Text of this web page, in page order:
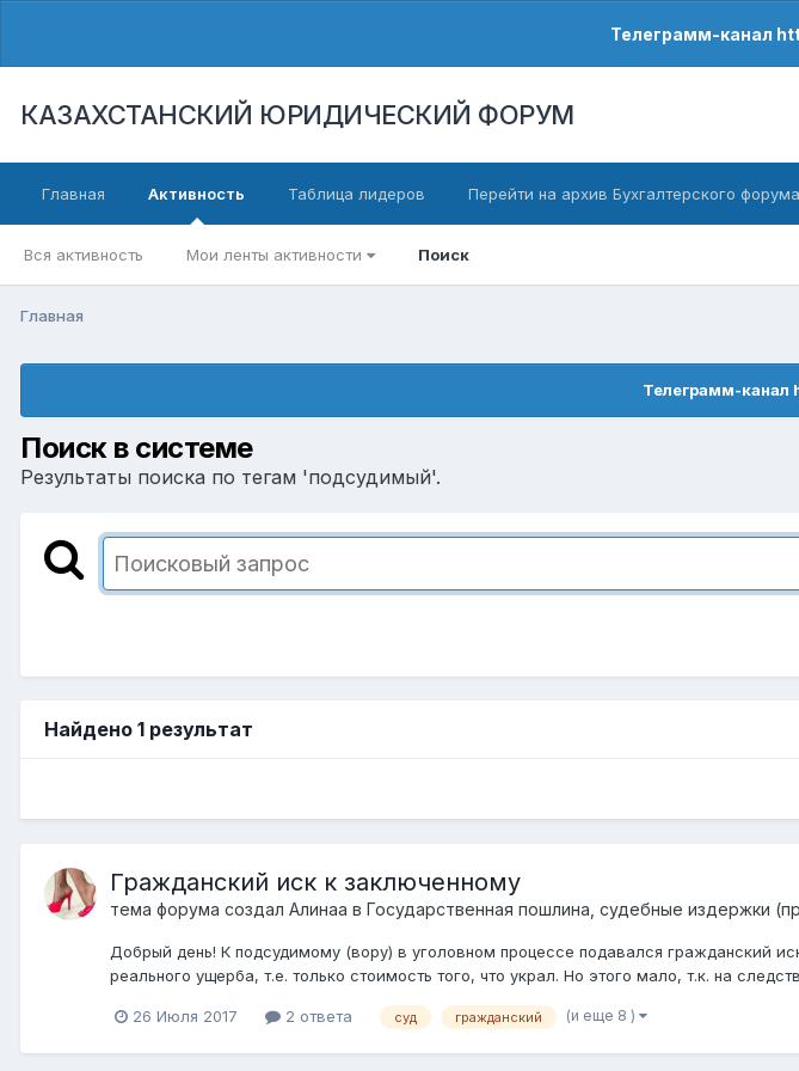
Телеграмм-канал
КАЗАХСТАНСКИЙ ЮРИДИЧЕСКИЙ ФОРУМ
Главная Активность
Вся активность Мои ленты активности Поиск
Таблица лидеров Перейти на архив Бухгалтерского форума
Главная
Телеграмм-
Поиск в системе
Результаты поиска по тегам 'подсудимый'.
Найдено 1 результат
Гражданский иск к заключенному
тема форума создал Алинаа в Государственная пошлина, судебные издержки
Добрый день! К подсудимому (вору) в уголовном процессе подавался гражданский
реального ущерба, т.е. только стоимость того, что украл. Но этого мало, т.к. на
26 Июля 2017 2 ответа суд гражданский (и еще 8 )